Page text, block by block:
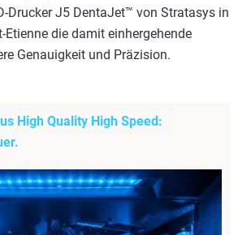
Drucker J5 DentaJet™ von Stratasys in
Etienne die damit einhergehende
Genauigkeit und Präzision.
High Quality High Speed: